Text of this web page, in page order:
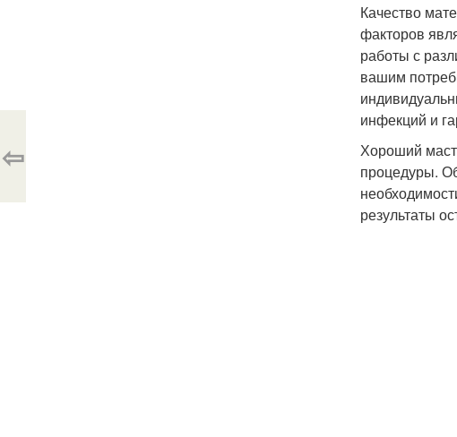
Качество
факторов
работы с
вашим
инфекций и
Хороший
процедуры.
результаты
⇦